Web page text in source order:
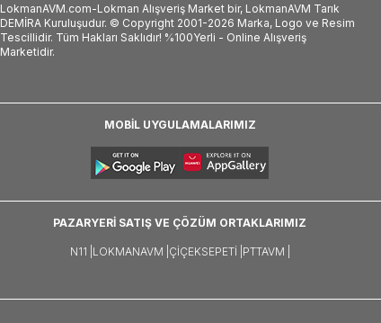
LokmanAVM.com-Lokman Alışveriş Market bir, LokmanAVM Tarık
DEMİRA Kuruluşudur. © Copyright 2001-2026 Marka, Logo ve Resim
Tescillidir. Tüm Hakları Saklıdır! %100Yerli - Online Alışveriş
Marketidir.
MOBİL UYGULAMALARIMIZ
PAZARYERİ SATIŞ VE ÇÖZÜM ORTAKLARIMIZ
N11 | LOKMANAVM | ÇIÇEKSEPETI | PTTAVM |